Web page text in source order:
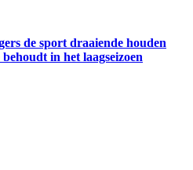
de sport draaiende houden
in het laagseizoen